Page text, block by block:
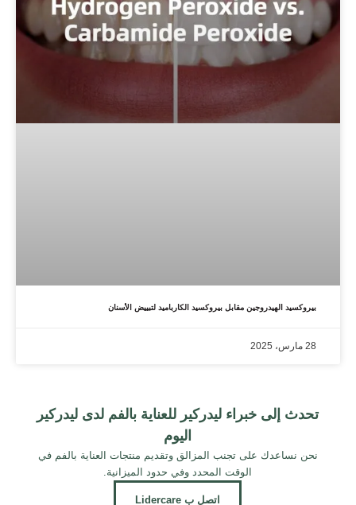
بيروكسيد الهيدروجين مقابل بيروكسيد الكارباميد لتبييض الأسنان
28 مارس، 2025
تحدث إلى خبراء ليدركير للعناية بالفم لدى ليدركير
اليوم
نحن نساعدك على تجنب المزالق وتقديم منتجات العناية بالفم في
الوقت المحدد وفي حدود الميزانية.
اتصل ب Lidercare